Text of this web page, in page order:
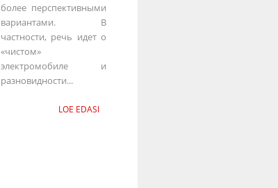
более перспективными
вариантами. В
частности, речь идет о
«чистом»
электромобиле и
разновидности...
LOE EDASI